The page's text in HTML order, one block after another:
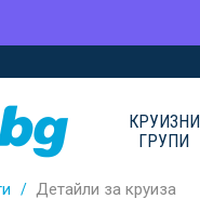
КРУИЗНИ
ГРУПИ
Детайли за круиза